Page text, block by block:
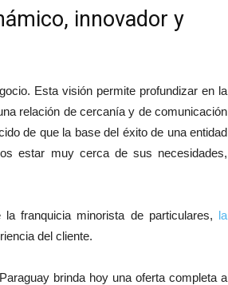
innovador y
Esta visión permite profundizar en la
relación de cercanía y de comunicación
de que la base del éxito de una entidad
estar muy cerca de sus necesidades,
franquicia minorista de particulares, la
del cliente.
brinda hoy una oferta completa a